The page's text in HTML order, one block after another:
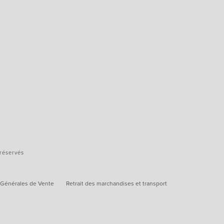
de Vente Retrait des marchandises et transport